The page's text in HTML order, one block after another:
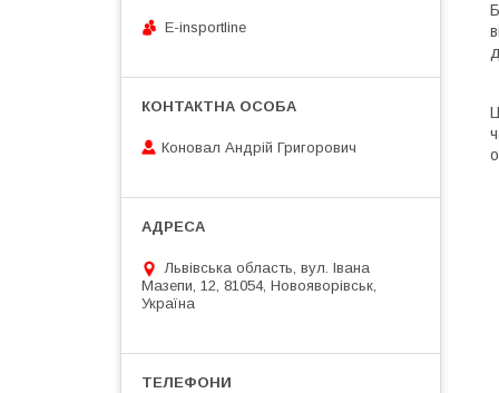
E-insportline
Коновал Андрій Григорович
Львівська область, вул. Івана
Мазепи, 12, 81054, Новояворівськ,
Україна